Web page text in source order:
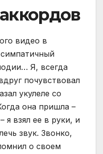
видео в
Я, всегда
почувствовал
укулеле со
она пришла –
я взял ее в руки, и
звук. Звонко,
о своем